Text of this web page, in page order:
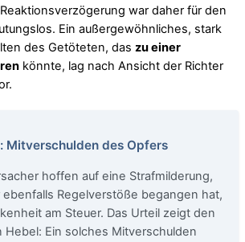
war daher für den
Ein außergewöhnliches, stark
des Getöteten, das zu einer
könnte, lag nach Ansicht der Richter
Mitverschulden des Opfers
hoffen auf eine Strafmilderung,
Regelverstöße begangen hat,
am Steuer. Das Urteil zeigt den
Ein solches Mitverschulden